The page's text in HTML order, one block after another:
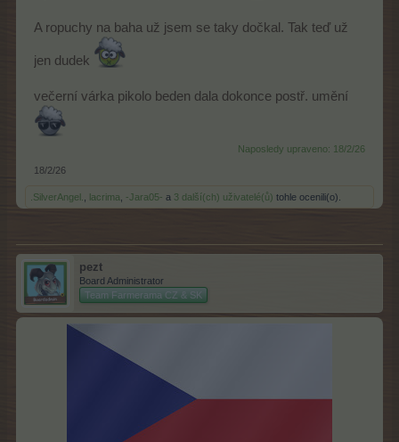
A ropuchy na baha už jsem se taky dočkal. Tak teď už
jen dudek
večerní várka pikolo beden dala dokonce postř. umění
Naposledy upraveno: 18/2/26
18/2/26
.SilverAngel. lacrima -Jara05- a 3 další(ch) uživatelé(ů) tohle ocenili(o).
pezt
Board Administrator
Team Farmerama CZ & SK